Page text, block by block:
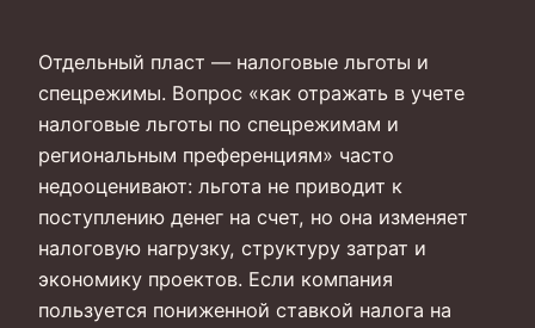
Отдельный пласт — налоговые льготы и
спецрежимы. Вопрос «как отражать в учете
налоговые льготы по спецрежимам и
региональным преференциям» часто
недооценивают: льгота не приводит к
поступлению денег на счет, но она изменяет
налоговую нагрузку, структуру затрат и
экономику проектов. Если компания
пользуется пониженной ставкой налога на